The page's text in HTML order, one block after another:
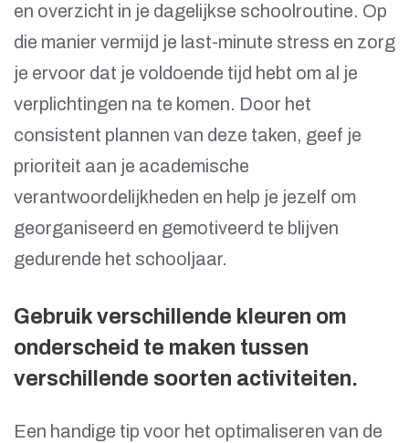
en overzicht in je dagelijkse schoolroutine. Op
die manier vermijd je last-minute stress en zorg
je ervoor dat je voldoende tijd hebt om al je
verplichtingen na te komen. Door het
consistent plannen van deze taken, geef je
prioriteit aan je academische
verantwoordelijkheden en help je jezelf om
georganiseerd en gemotiveerd te blijven
gedurende het schooljaar.
Gebruik verschillende kleuren om
onderscheid te maken tussen
verschillende soorten activiteiten.
Een handige tip voor het optimaliseren van de